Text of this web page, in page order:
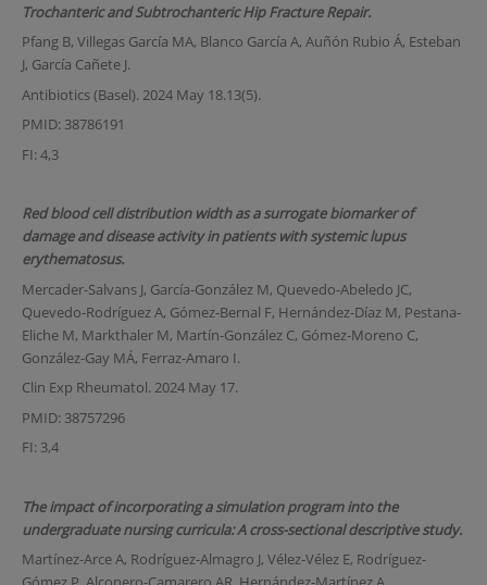
Trochanteric and Subtrochanteric Hip Fracture Repair.
Pfang B, Villegas García MA, Blanco García A, Auñón Rubio Á, Esteban
J, García Cañete J.
Antibiotics (Basel). 2024 May 18.13(5).
PMID: 38786191
FI: 4,3
Red blood cell distribution width as a surrogate biomarker of
damage and disease activity in patients with systemic lupus
erythematosus.
Mercader-Salvans J, García-González M, Quevedo-Abeledo JC,
Quevedo-Rodríguez A, Gómez-Bernal F, Hernández-Díaz M, Pestana-
Eliche M, Markthaler M, Martín-González C, Gómez-Moreno C,
González-Gay MÁ, Ferraz-Amaro I.
Clin Exp Rheumatol. 2024 May 17.
PMID: 38757296
FI: 3,4
The impact of incorporating a simulation program into the
undergraduate nursing curricula: A cross-sectional descriptive study.
Martínez-Arce A, Rodríguez-Almagro J, Vélez-Vélez E, Rodríguez-